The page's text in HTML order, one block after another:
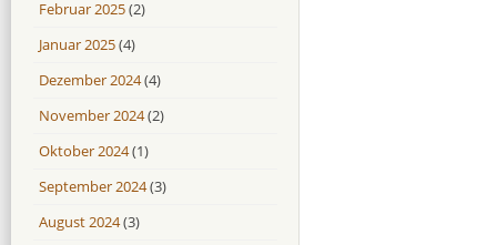
Februar 2025(2)
Januar 2025(4)
Dezember 2024(4)
November 2024(2)
Oktober 2024(1)
September 2024(3)
August 2024(3)